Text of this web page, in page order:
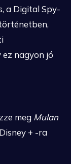
a Digital Spy-
nagyon jó
meg Mulan
+ -ra